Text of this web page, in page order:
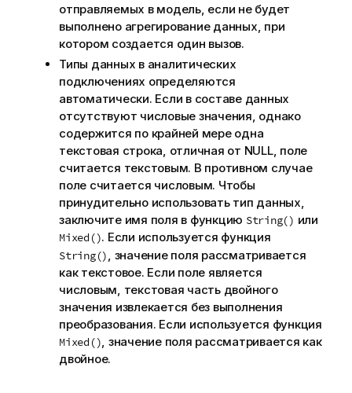
отправляемых в модель, если не будет
выполнено агрегирование данных, при
котором создается один вызов.
Типы данных в аналитических
подключениях определяются
автоматически. Если в составе данных
отсутствуют числовые значения, однако
содержится по крайней мере одна
текстовая строка, отличная от NULL, поле
считается текстовым. В противном случае
поле считается числовым. Чтобы
принудительно использовать тип данных,
заключите имя поля в функцию String() или
Mixed(). Если используется функция
String()
, значение поля рассматривается
как текстовое. Если поле является
числовым, текстовая часть двойного
значения извлекается без выполнения
преобразования. Если используется функция
Mixed(), значение поля рассматривается как
двойное.